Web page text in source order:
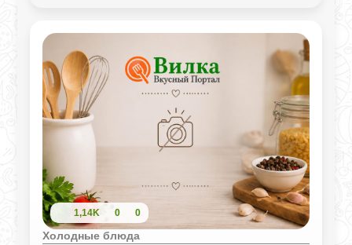
1,14K 0 0
Холодные блюда